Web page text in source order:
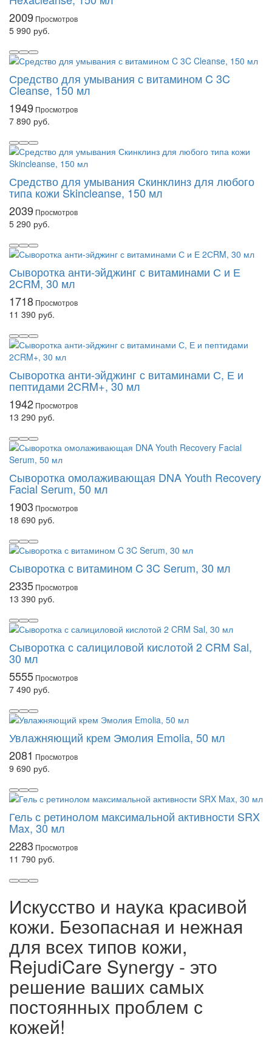
2009
5 990 руб.
Средство для умывания с витамином C 3C
Cleanse, 150 мл
1949
7 890 руб.
Средство для умывания Скинклинз для любого
типа кожи Skincleanse, 150 мл
2039
5 290 руб.
Сыворотка анти-эйджинг с витаминами С и Е
2СRM, 30 мл
1718
11 390 руб.
Сыворотка анти-эйджинг с витаминами С, Е и
пептидами 2СRM+, 30 мл
1942
13 290 руб.
Сыворотка омолаживающая DNA Youth Recovery
Facial Serum, 50 мл
1903
18 690 руб.
Сыворотка с витамином C 3C Serum, 30 мл
2335
13 390 руб.
Сыворотка с салициловой кислотой 2 CRM Sal,
30 мл
5555
7 490 руб.
Увлажняющий крем Эмолия Emolia, 50 мл
2081
9 690 руб.
Гель с ретинолом максимальной активности SRX
Max, 30 мл
2283
11 790 руб.
Искусство и наука красивой
кожи. Безопасная и нежная
для всех типов кожи,
RejudiCare Synergy - это
решение ваших самых
постоянных проблем с
кожей!